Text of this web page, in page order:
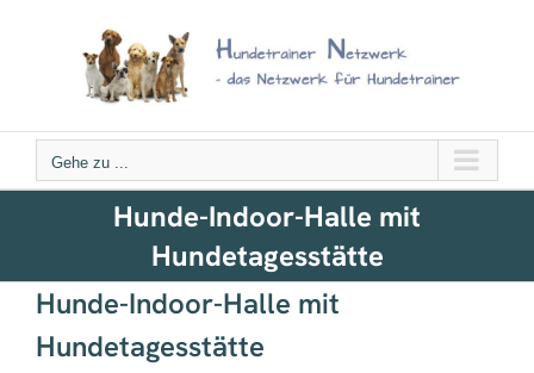
Gehe zu ...
Hunde-Indoor-Halle mit
Hundetagesstätte
Hunde-Indoor-Halle mit
Hundetagesstätte